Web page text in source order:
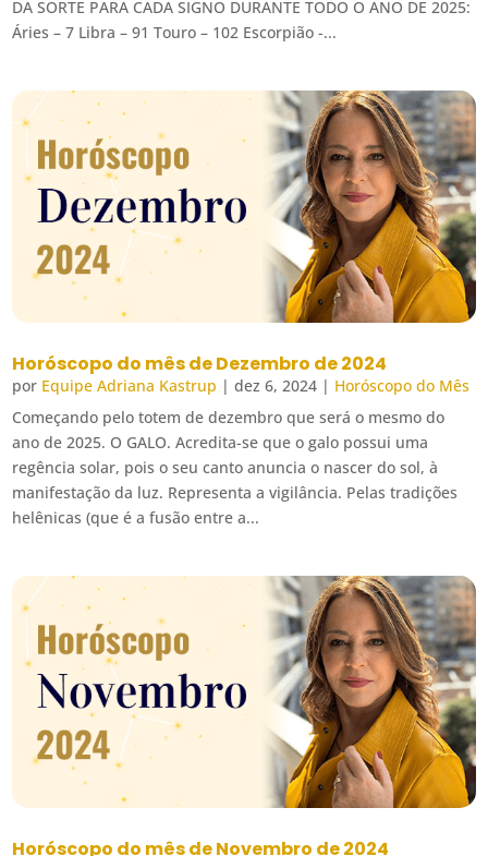
DA SORTE PARA CADA SIGNO DURANTE TODO O ANO DE 2025:
Áries – 7 Libra – 91 Touro – 102 Escorpião -...
Horóscopo do mês de Dezembro de 2024
por Equipe Adriana Kastrup |dez 6, 2024 | Horóscopo do Mês
Começando pelo totem de dezembro que será o mesmo do
ano de 2025. O GALO. Acredita-se que o galo possui uma
regência solar, pois o seu canto anuncia o nascer do sol, à
manifestação da luz. Representa a vigilância. Pelas tradições
helênicas (que é a fusão entre a...
Horóscopo do mês de Novembro de 2024